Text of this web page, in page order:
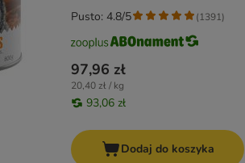
97,96 zł
20,40 zł / kg
93,06 zł
Pusto: 4.8/5 (1391)
Dodaj do koszyka